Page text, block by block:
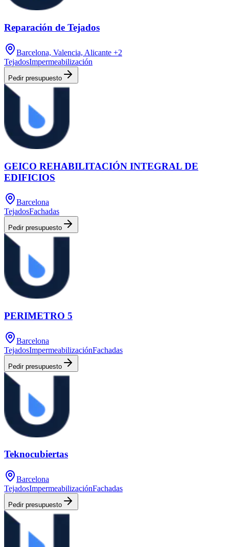
Reparación de Tejados
Barcelona, Valencia, Alicante +2
TejadosImpermeabilización
Pedir presupuesto
GEICO REHABILITACIÓN INTEGRAL DE
EDIFICIOS
Barcelona
TejadosFachadas
Pedir presupuesto
PERIMETRO 5
Barcelona
TejadosImpermeabilizaciónFachadas
Pedir presupuesto
Teknocubiertas
Barcelona
TejadosImpermeabilizaciónFachadas
Pedir presupuesto